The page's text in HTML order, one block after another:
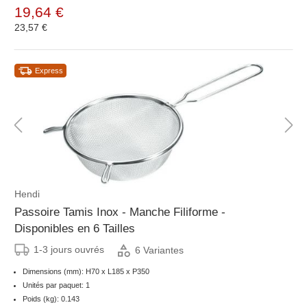
19,64 €
23,57 €
Express
Hendi
Passoire Tamis Inox - Manche Filiforme -
Disponibles en 6 Tailles
1-3 jours ouvrés 6 Variantes
Dimensions (mm): H70 x L185 x P350
Unités par paquet: 1
Poids (kg): 0.143